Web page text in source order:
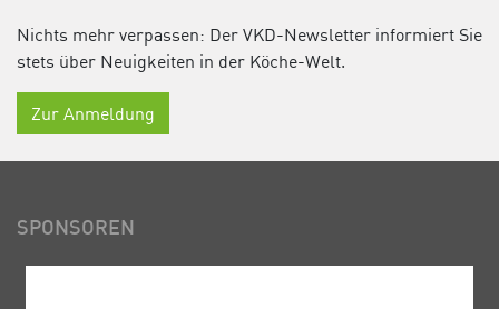
Nichts mehr verpassen: Der VKD-Newsletter informiert Sie
stets über Neuigkeiten in der Köche-Welt.
Zur Anmeldung
SPONSOREN